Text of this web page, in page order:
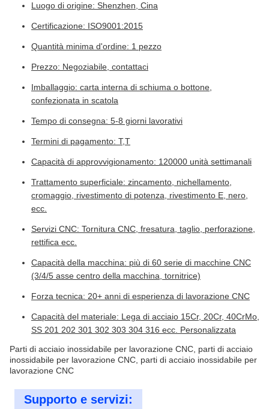
Luogo di origine: Shenzhen, Cina
Certificazione: ISO9001:2015
Quantità minima d'ordine: 1 pezzo
Prezzo: Negoziabile, contattaci
Imballaggio: carta interna di schiuma o bottone,
confezionata in scatola
Tempo di consegna: 5-8 giorni lavorativi
Termini di pagamento: T,T
Capacità di approvvigionamento: 120000 unità settimanali
Trattamento superficiale: zincamento, nichellamento,
cromaggio, rivestimento di potenza, rivestimento E, nero,
ecc.
Servizi CNC: Tornitura CNC, fresatura, taglio, perforazione,
rettifica ecc.
Capacità della macchina: più di 60 serie di macchine CNC
(3/4/5 asse centro della macchina, tornitrice)
Forza tecnica: 20+ anni di esperienza di lavorazione CNC
Capacità del materiale: Lega di acciaio 15Cr, 20Cr, 40CrMo,
SS 201 202 301 302 303 304 316 ecc. Personalizzata
Parti di acciaio inossidabile per lavorazione CNC, parti di acciaio
inossidabile per lavorazione CNC, parti di acciaio inossidabile per
lavorazione CNC
Supporto e servizi: